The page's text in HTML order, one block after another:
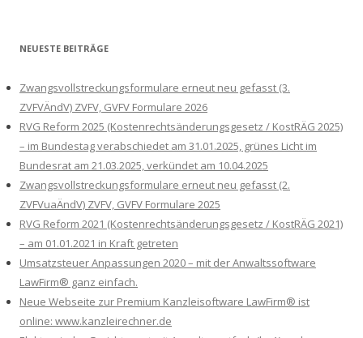
NEUESTE BEITRÄGE
Zwangsvollstreckungsformulare erneut neu gefasst (3.
ZVFVÄndV) ZVFV, GVFV Formulare 2026
RVG Reform 2025 (Kostenrechtsänderungsgesetz / KostRÄG 2025)
– im Bundestag verabschiedet am 31.01.2025, grünes Licht im
Bundesrat am 21.03.2025, verkündet am 10.04.2025
Zwangsvollstreckungsformulare erneut neu gefasst (2.
ZVFVuaÄndV) ZVFV, GVFV Formulare 2025
RVG Reform 2021 (Kostenrechtsänderungsgesetz / KostRÄG 2021)
– am 01.01.2021 in Kraft getreten
Umsatzsteuer Anpassungen 2020 – mit der Anwaltssoftware
LawFirm® ganz einfach.
Neue Webseite zur Premium Kanzleisoftware LawFirm® ist
online: www.kanzleirechner.de